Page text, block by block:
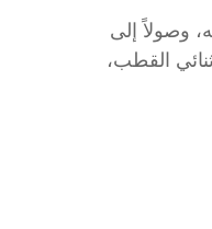
وصولاً إلى
القطب،